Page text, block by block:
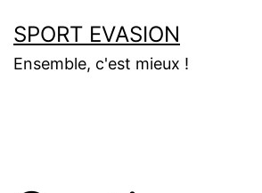
au
contenu
SPORT EVASION
Ensemble, c'est mieux !